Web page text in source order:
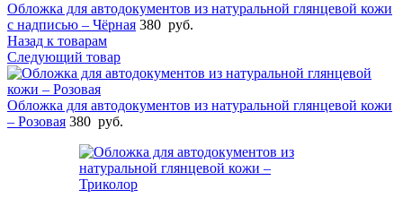
Обложка для автодокументов из натуральной глянцевой кожи
с надписью – Чёрная 380 руб.
Назад к товарам
Следующий товар
Обложка для автодокументов из натуральной глянцевой кожи
– Розовая 380 руб.